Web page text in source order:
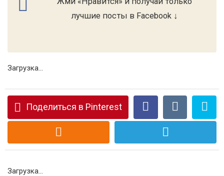
лучшие посты в Facebook ↓
Загрузка...
Поделиться в Pinterest
Загрузка...